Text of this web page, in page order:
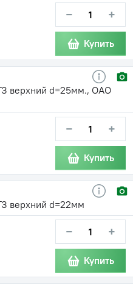
− +
Купить
верхний d=25мм., ОАО
− +
Купить
верхний d=22мм
− +
Купить